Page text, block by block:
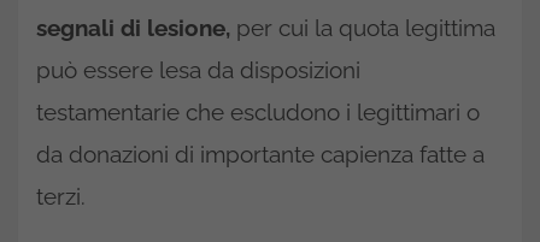
segnali di lesione, per cui la quota legittima
può essere lesa da disposizioni
testamentarie che escludono i legittimari o
da donazioni di importante capienza fatte a
terzi.